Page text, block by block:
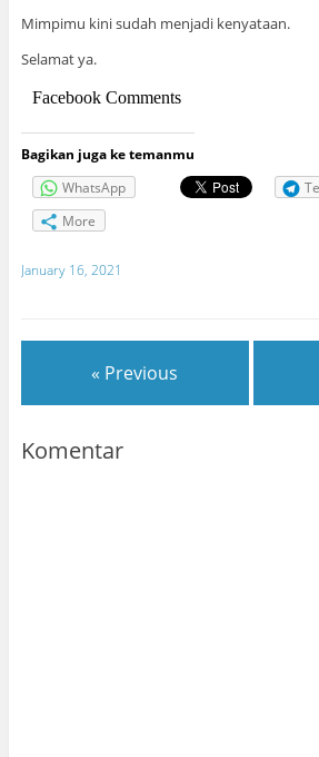
Mimpimu kini sudah menjadi kenyataan.
Selamat ya.
Facebook Comments
Bagikan juga ke temanmu
WhatsApp
More
January 16, 2021
« Previous
Komentar